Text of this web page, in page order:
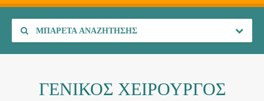
ΜΠΑΡΈΤΑ ΑΝΑΖΉΤΗΣΗΣ
ΓΕΝΙΚΟΣ ΧΕΙΡΟΥΡΓΟΣ